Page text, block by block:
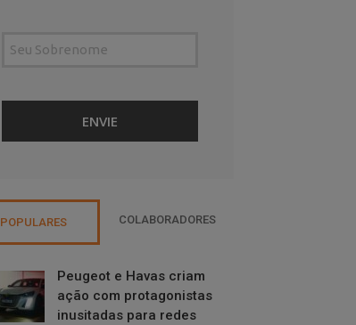
POPULARES COLABORADORES
Peugeot e Havas criam
ação com protagonistas
inusitadas para redes